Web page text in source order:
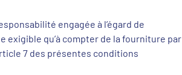
engagée à l’égard de
exigible qu’à compter de la fourniture par
7 des présentes conditions